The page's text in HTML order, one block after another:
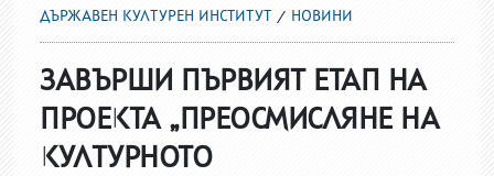
ДЪРЖАВЕН КУЛТУРЕН ИНСТИТУТ НОВИНИ
ЗАВЪРШИ ПЪРВИЯТ ЕТАП НА
ПРОЕКТА „ПРЕОСМИСЛЯНЕ НА
КУЛТУРНОТО